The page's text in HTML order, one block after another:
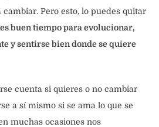
Pero esto, lo puedes quitar
buen tiempo para evolucionar,
y sentirse bien donde se quiere
cuenta si quieres o no cambiar
a sí mismo si se ama lo que se
muchas ocasiones nos